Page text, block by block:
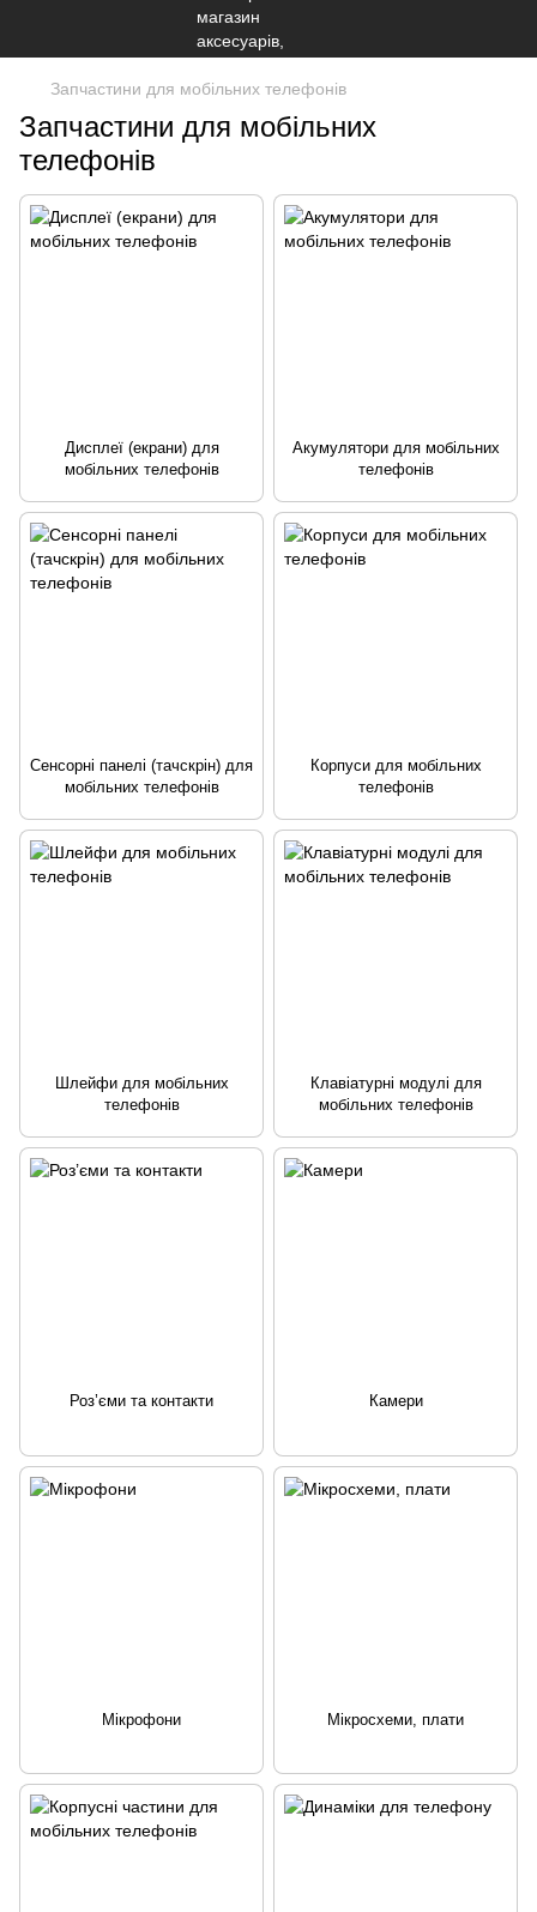
Запчастини для мобільних телефонів
Запчастини для мобільних
телефонів
Дисплеї (екрани) для
мобільних телефонів
Акумулятори для мобільних
телефонів
Сенсорні панелі (тачскрін) для
мобільних телефонів
Корпуси для мобільних
телефонів
Шлейфи для мобільних
телефонів
Клавіатурні модулі для
мобільних телефонів
Роз’єми та контакти Камери
Мікрофони Мікросхеми, плати